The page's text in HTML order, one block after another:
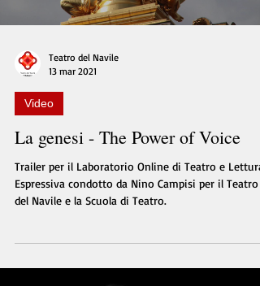
Teatro del Navile
13 mar 2021
Video
La genesi - The Power of Voice
Trailer per il Laboratorio Online di Teatro e Lettura
Espressiva condotto da Nino Campisi per il Teatro
del Navile e la Scuola di Teatro.